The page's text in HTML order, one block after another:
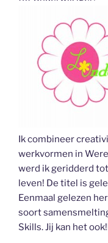
Ik combineer
werkvormen in
werd ik geridderd
leven! De titel is
Eenmaal gelezen
soort
Skills. Jij kan het